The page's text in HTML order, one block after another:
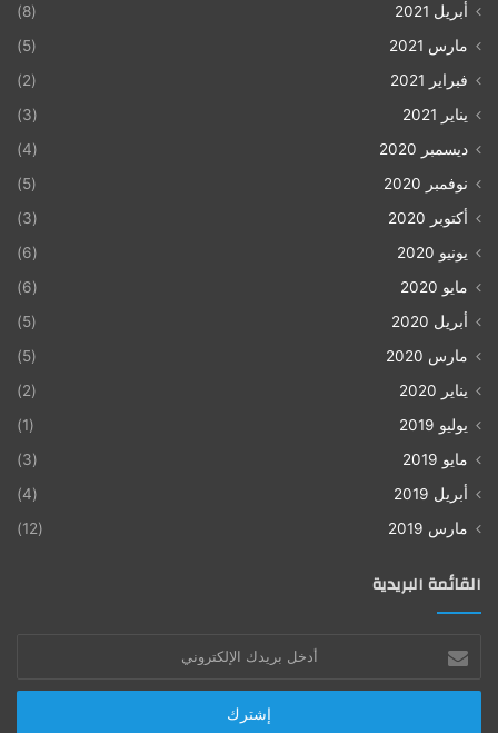
أبريل 2021
(8)
مارس 2021
(5)
فبراير 2021
(2)
يناير 2021
(3)
ديسمبر 2020
(4)
نوفمبر 2020
(5)
أكتوبر 2020
(3)
يونيو 2020
(6)
مايو 2020
(6)
أبريل 2020
(5)
مارس 2020
(5)
يناير 2020
(2)
يوليو 2019
(1)
مايو 2019
(3)
أبريل 2019
(4)
مارس 2019
(12)
القائمة البريدية
بريدك
الإلكتروني